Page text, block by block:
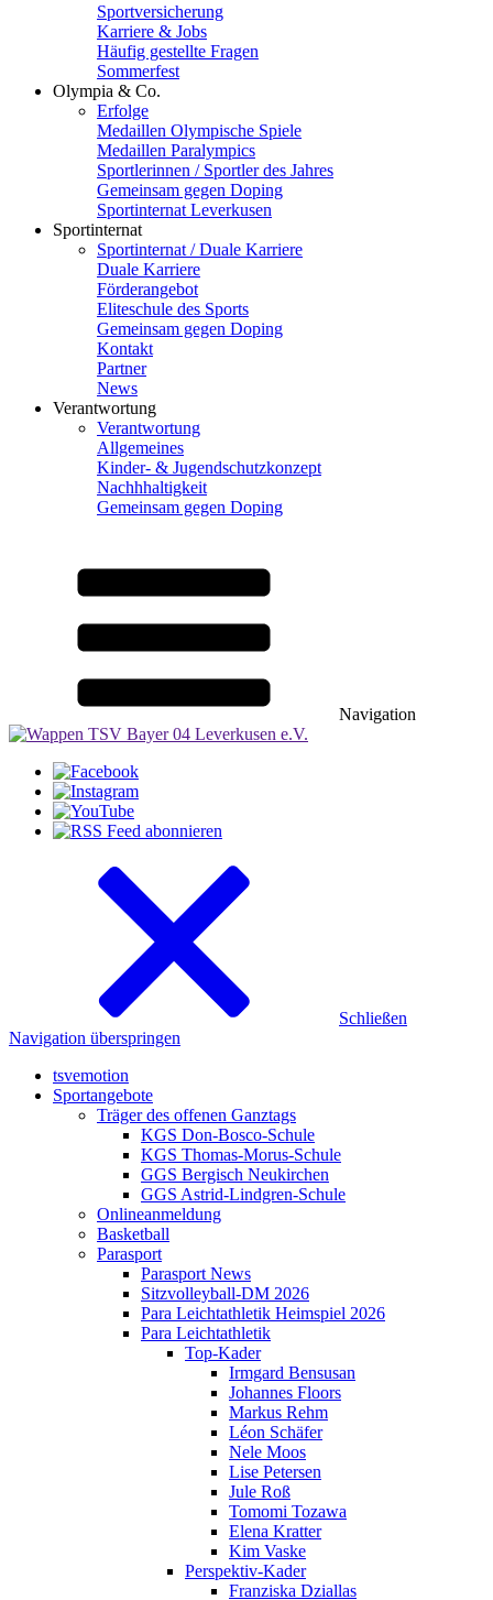
Sportversicherung
Karriere & Jobs
Häufig gestellte Fragen
Sommerfest
Olympia & Co.
Erfolge
Medaillen Olympische Spiele
Medaillen Paralympics
Sportlerinnen / Sportler des Jahres
Gemeinsam gegen Doping
Sportinternat Leverkusen
Sportinternat
Sportinternat / Duale Karriere
Duale Karriere
Förderangebot
Eliteschule des Sports
Gemeinsam gegen Doping
Kontakt
Partner
News
Verantwortung
Verantwortung
Allgemeines
Kinder- & Jugendschutzkonzept
Nachhhaltigkeit
Gemeinsam gegen Doping
Navigation
Schließen
Navigation überspringen
tsvemotion
Sportangebote
Träger des offenen Ganztags
KGS Don-Bosco-Schule
KGS Thomas-Morus-Schule
GGS Bergisch Neukirchen
GGS Astrid-Lindgren-Schule
Onlineanmeldung
Basketball
Parasport
Parasport News
Sitzvolleyball-DM 2026
Para Leichtathletik Heimspiel 2026
Para Leichtathletik
Top-Kader
Irmgard Bensusan
Johannes Floors
Markus Rehm
Léon Schäfer
Nele Moos
Lise Petersen
Jule Roß
Tomomi Tozawa
Elena Kratter
Kim Vaske
Perspektiv-Kader
Franziska Dziallas